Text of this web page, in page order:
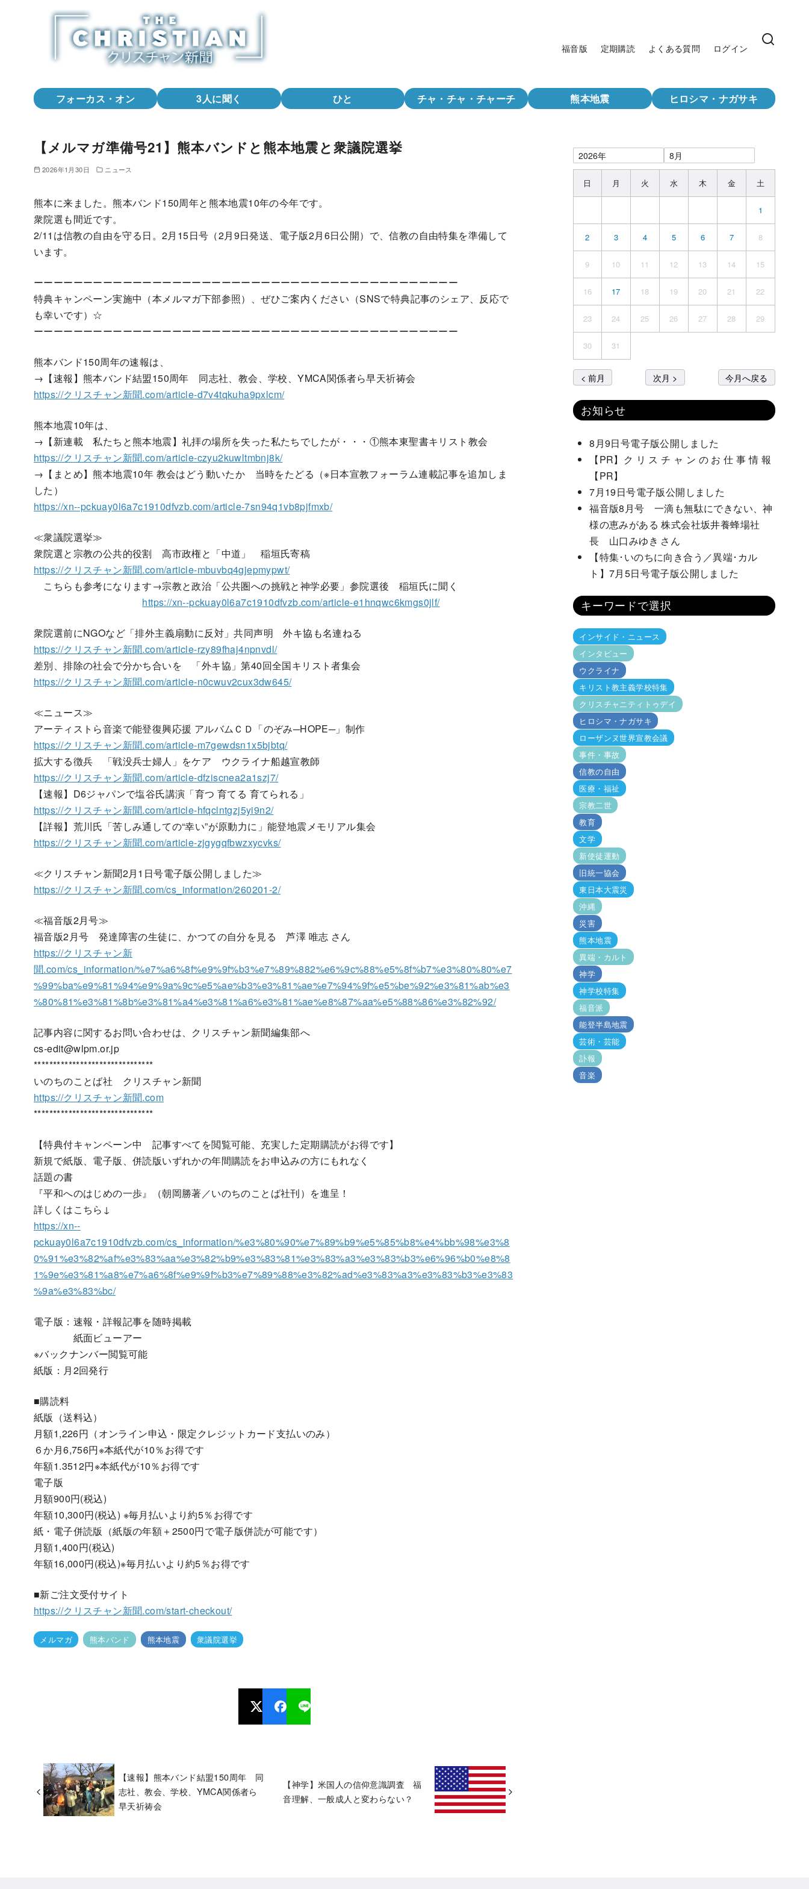
福音版 定期購読 よくある質問 ログイン
フォーカス・オン 3人に聞く ひと チャ・チャ・チャーチ 熊本地震 ヒロシマ・ナガサキ
【メルマガ準備号21】熊本バンドと熊本地震と衆議院選挙
2026年1月30日 ニュース
熊本に来ました。熊本バンド150周年と熊本地震10年の今年です。
衆院選も間近です。
2/11は信教の自由を守る日。2月15日号（2月9日発送、電子版2月6日公開）で、信教の自由特集を準備して
います。
ーーーーーーーーーーーーーーーーーーーーーーーーーーーーーーーーーーーーーーーーーーー
特典キャンペーン実施中（本メルマガ下部参照）、ぜひご案内ください（SNSで特典記事のシェア、反応で
も幸いです）☆
ーーーーーーーーーーーーーーーーーーーーーーーーーーーーーーーーーーーーーーーーーーー
熊本バンド150周年の速報は、
→【速報】熊本バンド結盟150周年 同志社、教会、学校、YMCA関係者ら早天祈祷会
https://クリスチャン新聞.com/article-d7v4tqkuha9pxlcm/
熊本地震10年は、
→【新連載 私たちと熊本地震】礼拝の場所を失った私たちでしたが・・・①熊本東聖書キリスト教会
https://クリスチャン新聞.com/article-czyu2kuwltmbnj8k/
→【まとめ】熊本地震10年 教会はどう動いたか 当時をたどる（※日本宣教フォーラム連載記事を追加しま
した）
https://xn--pckuay0l6a7c1910dfvzb.com/article-7sn94q1vb8pjfmxb/
≪衆議院選挙≫
衆院選と宗教の公共的役割 高市政権と「中道」 稲垣氏寄稿
https://クリスチャン新聞.com/article-mbuvbq4gjepmypwt/
こちらも参考になります→宗教と政治「公共圏への挑戦と神学必要」参院選後 稲垣氏に聞く
https://xn--pckuay0l6a7c1910dfvzb.com/article-e1hnqwc6kmgs0jlf/
衆院選前にNGOなど「排外主義扇動に反対」共同声明 外キ協も名連ねる
https://クリスチャン新聞.com/article-rzy89fhaj4npnvdl/
差別、排除の社会で分かち合いを 「外キ協」第40回全国キリスト者集会
https://クリスチャン新聞.com/article-n0cwuv2cux3dw645/
≪ニュース≫
アーティストら音楽で能登復興応援 アルバムＣＤ「のぞみ─HOPE─」制作
https://クリスチャン新聞.com/article-m7gewdsn1x5bjbtq/
拡大する徴兵 「戦没兵士婦人」をケア ウクライナ船越宣教師
https://クリスチャン新聞.com/article-dfziscnea2a1szj7/
【速報】D6ジャパンで塩谷氏講演「育つ 育てる 育てられる」
https://クリスチャン新聞.com/article-hfqclntgzj5yi9n2/
【詳報】荒川氏「苦しみ通しての“幸い”が原動力に」能登地震メモリアル集会
https://クリスチャン新聞.com/article-zjgygqfbwzxycvks/
≪クリスチャン新聞2月1日号電子版公開しました≫
https://クリスチャン新聞.com/cs_information/260201-2/
≪福音版2月号≫
福音版2月号 発達障害の生徒に、かつての自分を見る 芦澤 唯志 さん
https://クリスチャン新
聞.com/cs_information/%e7%a6%8f%e9%9f%b3%e7%89%882%e6%9c%88%e5%8f%b7%e3%80%80%e7
%99%ba%e9%81%94%e9%9a%9c%e5%ae%b3%e3%81%ae%e7%94%9f%e5%be%92%e3%81%ab%e3
%80%81%e3%81%8b%e3%81%a4%e3%81%a6%e3%81%ae%e8%87%aa%e5%88%86%e3%82%92/
記事内容に関するお問い合わせは、クリスチャン新聞編集部へ
cs-edit@wlpm.or.jp
*******************************
いのちのことば社 クリスチャン新聞
https://クリスチャン新聞.com
*******************************
【特典付キャンペーン中 記事すべてを閲覧可能、充実した定期購読がお得です】
新規で紙版、電子版、併読版いずれかの年間購読をお申込みの方にもれなく
話題の書
『平和へのはじめの一歩』（朝岡勝著／いのちのことば社刊）を進呈！
詳しくはこちら↓
https://xn--
pckuay0l6a7c1910dfvzb.com/cs_information/%e3%80%90%e7%89%b9%e5%85%b8%e4%bb%98%e3%8
0%91%e3%82%af%e3%83%aa%e3%82%b9%e3%83%81%e3%83%a3%e3%83%b3%e6%96%b0%e8%8
1%9e%e3%81%a8%e7%a6%8f%e9%9f%b3%e7%89%88%e3%82%ad%e3%83%a3%e3%83%b3%e3%83
%9a%e3%83%bc/
電子版：速報・詳報記事を随時掲載
紙面ビューアー
※バックナンバー閲覧可能
紙版：月2回発行
■購読料
紙版（送料込）
月額1,226円（オンライン申込・限定クレジットカード支払いのみ）
６か月6,756円※本紙代が10％お得です
年額1.3512円※本紙代が10％お得です
電子版
月額900円(税込)
年額10,300円(税込) ※毎月払いより約5％お得です
紙・電子併読版（紙版の年額＋2500円で電子版併読が可能です）
月額1,400円(税込)
年額16,000円(税込)※毎月払いより約5％お得です
■新ご注文受付サイト
https://クリスチャン新聞.com/start-checkout/
メルマガ 熊本バンド 熊本地震 衆議院選挙
【速報】熊本バンド結盟150周年 同
志社、教会、学校、YMCA関係者ら
早天祈祷会
【神学】米国人の信仰意識調査 福
音理解、一般成人と変わらない？
日 月 火 水 木 金 土
1
2 3 4 5 6 7 8
9 10 11 12 13 14 15
16 17 18 19 20 21 22
23 24 25 26 27 28 29
30 31
< 前月 次月 > 今月へ戻る
お知らせ
8月9日号電子版公開しました
【PR】ク リ ス チ ャ ン の お 仕 事 情 報
【PR】
7月19日号電子版公開しました
福音版8月号 一滴も無駄にできない、神
様の恵みがある 株式会社坂井養蜂場社
長 山口みゆき さん
【特集･いのちに向き合う／異端･カル
ト】7月5日号電子版公開しました
キーワードで選択
インサイド・ニュース
インタビュー
ウクライナ
キリスト教主義学校特集
クリスチャニティトゥデイ
ヒロシマ・ナガサキ
ローザンヌ世界宣教会議
事件・事故
信教の自由
医療・福祉
宗教二世
教育
文学
新使徒運動
旧統一協会
東日本大震災
沖縄
災害
熊本地震
異端・カルト
神学
神学校特集
福音派
能登半島地震
芸術・芸能
訃報
音楽